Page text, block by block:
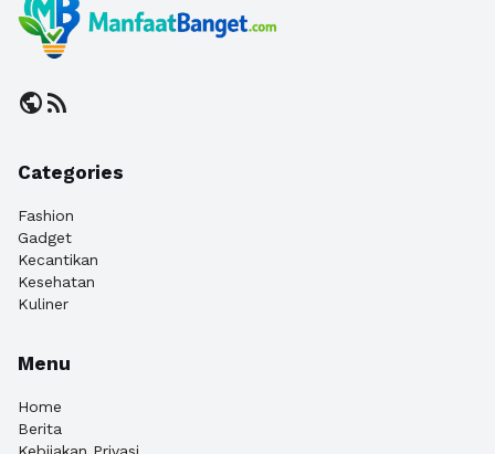
publicrss_feed
Categories
Fashion
Gadget
Kecantikan
Kesehatan
Kuliner
Menu
Home
Berita